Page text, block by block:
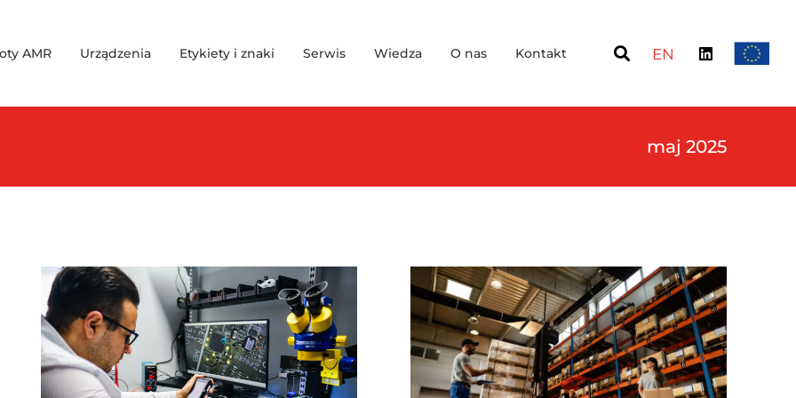
AMR Urządzenia Etykiety i znaki Serwis Wiedza O nas Kontakt EN
maj 2025